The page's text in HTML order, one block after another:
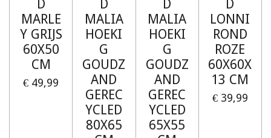
D
MARLE
Y GRIJS
60X50
CM
€ 49,99
D
MALIA
HOEKI
G
GOUDZ
AND
GEREC
YCLED
80X65
D
MALIA
HOEKI
G
GOUDZ
AND
GEREC
YCLED
65X55
D
LONNI
ROND
ROZE
60X60X
13 CM
€ 39,99